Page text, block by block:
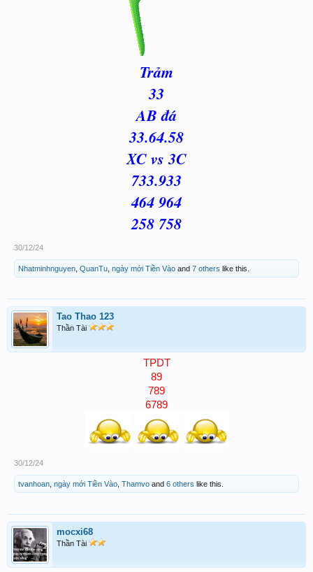
Trảm
33
AB đá
33.64.58
XC vs 3C
733.933
464 964
258 758
30/12/24
Nhatminhnguyen QuanTu ngày mới Tiền Vào and 7 others like this.
Tao Thao 123
Thần Tài
TPDT
89
789
6789
30/12/24
tvanhoan ngày mới Tiền Vào Thamvo and 6 others like this.
mocxi68
Thần Tài